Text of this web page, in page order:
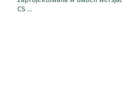
CS ...